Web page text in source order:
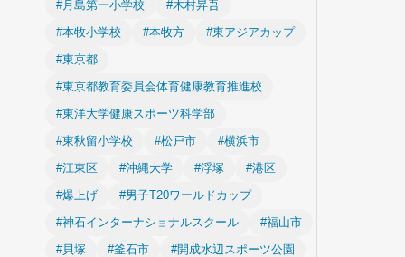
#月島第一小学校
#木村昇吾
#本牧小学校
#本牧方
#東アジアカップ
#東京都
#東京都教育委員会体育健康教育推進校
#東洋大学健康スポーツ科学部
#東秋留小学校
#松戸市
#横浜市
#江東区
#沖縄大学 #浮塚
#港区
#爆上げ
#男子T20ワールドカップ
#神石インターナショナルスクール
#福山市
#貝塚
#釜石市
#開成水辺スポーツ公園